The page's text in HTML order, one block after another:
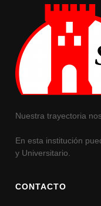
Nuestra trayectoria
En esta institución
y Universitario.
CONTACTO